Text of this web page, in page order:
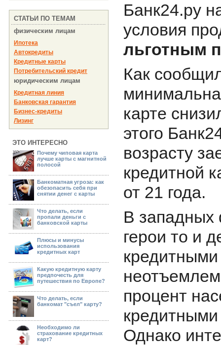
СТАТЬИ ПО ТЕМАМ
физическим лицам
Ипотека
Автокредиты
Кредитные карты
Потребительский кредит
юридическим лицам
Кредитная линия
Банковская гарантия
Бизнес-кредиты
Лизинг
ЭТО ИНТЕРЕСНО
Почему чиповая карта
лучше карты с магнитной
полосой
Банкоматная угроза: как
обезопасить себя при
снятии денег с карты
Что делать, если
пропали деньги с
банковской карты
Плюсы и минусы
использования
кредитных карт
Какую кредитную карту
предпочесть для
путешествия по Европе?
Что делать, если
банкомат "съел" карту?
Необходимо ли
страхование кредитных
карт?
Банк24.ру
условия
льготным
Как
карте
этого
возрасту
кредитной
от 21 года.
В западных
герои то и
кредитными
процент
Однако